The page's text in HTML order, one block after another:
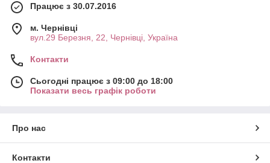
Працює з 30.07.2016
м. Чернівці
вул.29 Березня, 22, Чернівці, Україна
Контакти
Сьогодні працює з 09:00 до 18:00
Показати весь графік роботи
Про нас
Контакти